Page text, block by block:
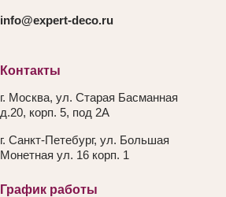
info@expert-deco.ru
Контакты
г. Москва, ул. Старая Басманная
д.20, корп. 5, под 2А
г. Санкт-Петебург, ул. Большая
Монетная ул. 16 корп. 1
График работы